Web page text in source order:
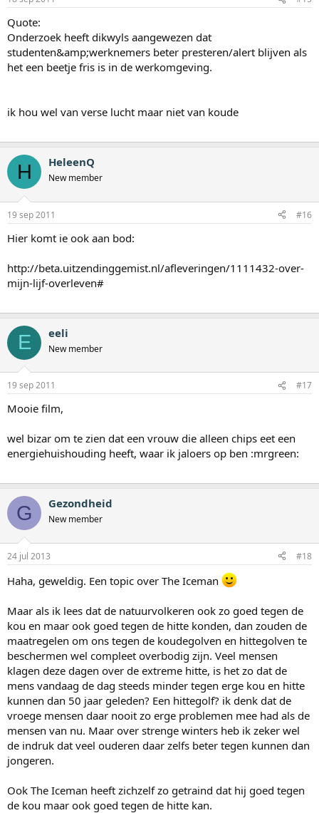
Quote:
Onderzoek heeft dikwyls aangewezen dat
studenten&amp;werknemers beter presteren/alert blijven als
het een beetje fris is in de werkomgeving.
ik hou wel van verse lucht maar niet van koude
H HeleenQ
New member
19 sep 2011 #16
Hier komt ie ook aan bod:
http://beta.uitzendinggemist.nl/afleveringen/1111432-over-
mijn-lijf-overleven#
E eeli
New member
19 sep 2011 #17
Mooie film,
wel bizar om te zien dat een vrouw die alleen chips eet een
energiehuishouding heeft, waar ik jaloers op ben :mrgreen:
G Gezondheid
New member
24 jul 2013 #18
Haha, geweldig. Een topic over The Iceman
Maar als ik lees dat de natuurvolkeren ook zo goed tegen de
kou en maar ook goed tegen de hitte konden, dan zouden de
maatregelen om ons tegen de koudegolven en hittegolven te
beschermen wel compleet overbodig zijn. Veel mensen
klagen deze dagen over de extreme hitte, is het zo dat de
mens vandaag de dag steeds minder tegen erge kou en hitte
kunnen dan 50 jaar geleden? Een hittegolf? ik denk dat de
vroege mensen daar nooit zo erge problemen mee had als de
mensen van nu. Maar over strenge winters heb ik zeker wel
de indruk dat veel ouderen daar zelfs beter tegen kunnen dan
jongeren.
Ook The Iceman heeft zichzelf zo getraind dat hij goed tegen
de kou maar ook goed tegen de hitte kan.